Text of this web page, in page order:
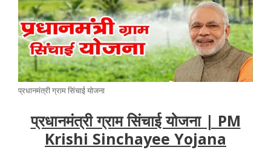
प्रधानमंत्री ग्राम सिंचाई योजना
प्रधानमंत्री ग्राम सिंचाई योजना | PM
Krishi Sinchayee Yojana